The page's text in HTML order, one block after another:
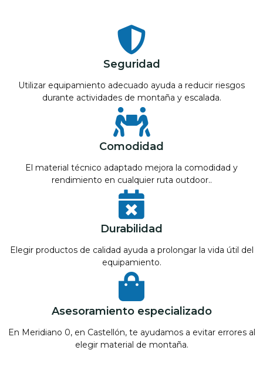
Seguridad
Utilizar equipamiento adecuado ayuda a reducir riesgos
durante actividades de montaña y escalada.
Comodidad
El material técnico adaptado mejora la comodidad y
rendimiento en cualquier ruta outdoor..
Durabilidad
Elegir productos de calidad ayuda a prolongar la vida útil del
equipamiento.
Asesoramiento especializado
En Meridiano 0, en Castellón, te ayudamos a evitar errores al
elegir material de montaña.